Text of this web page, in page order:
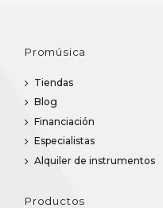
Promúsica
Tiendas
Blog
Financiación
Especialistas
Alquiler de instrumentos
Productos